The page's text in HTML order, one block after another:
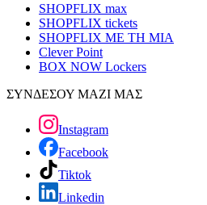
SHOPFLIX max
SHOPFLIX tickets
SHOPFLIX ΜΕ ΤΗ ΜΙΑ
Clever Point
BOX NOW Lockers
ΣΥΝΔΕΣΟΥ ΜΑΖΙ ΜΑΣ
Instagram
Facebook
Tiktok
Linkedin